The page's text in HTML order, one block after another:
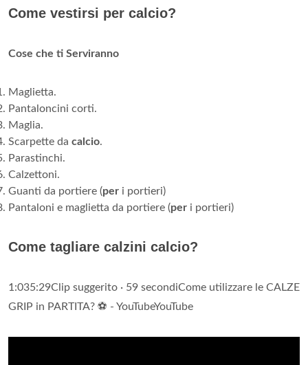
Come vestirsi per calcio?
Cose che ti Serviranno
Maglietta.
Pantaloncini corti.
Maglia.
Scarpette da calcio.
Parastinchi.
Calzettoni.
Guanti da portiere (per i portieri)
Pantaloni e maglietta da portiere (per i portieri)
Come tagliare calzini calcio?
1:035:29Clip suggerito · 59 secondiCome utilizzare le CALZE
GRIP in PARTITA? ⚽️ - YouTubeYouTube